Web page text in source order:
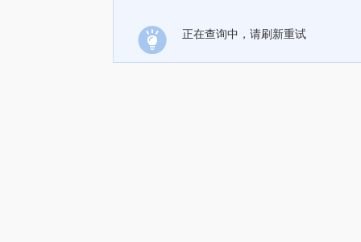
正在查询中，请刷新重试